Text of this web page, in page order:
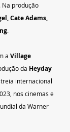
. Na produção
Cate Adams,
.
a Village
da Heyday
internacional
nos cinemas e
da Warner